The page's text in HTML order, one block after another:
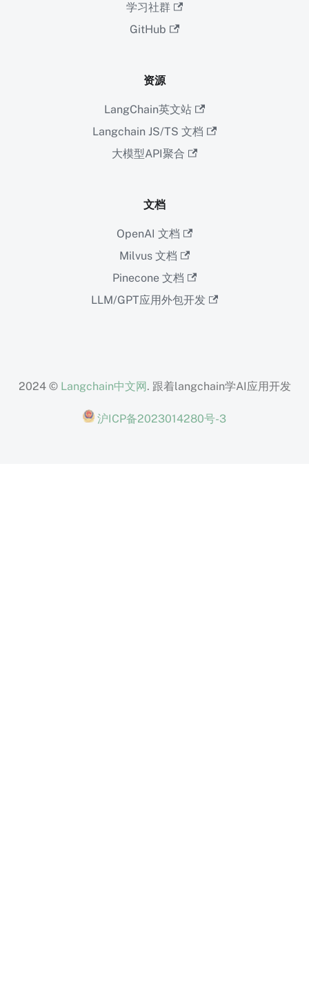
学习社群
GitHub
资源
LangChain英文站
Langchain JS/TS 文档
大模型API聚合
文档
OpenAI 文档
Milvus 文档
Pinecone 文档
LLM/GPT应用外包开发
2024 © Langchain中文网 . 跟着langchain学AI应用开发
沪ICP备2023014280号-3